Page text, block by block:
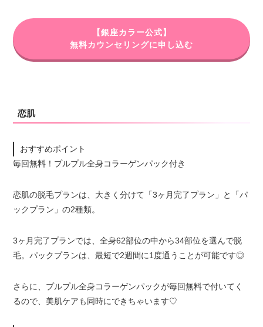
【銀座カラー公式】
無料カウンセリングに申し込む
恋肌
おすすめポイント
毎回無料！プルプル全身コラーゲンパック付き
恋肌の脱毛プランは、大きく分けて「3ヶ月完了プラン」と「パ
ックプラン」の2種類。
3ヶ月完了プランでは、全身62部位の中から34部位を選んで脱
毛。パックプランは、最短で2週間に1度通うことが可能です◎
さらに、プルプル全身コラーゲンパックが毎回無料で付いてく
るので、美肌ケアも同時にできちゃいます♡